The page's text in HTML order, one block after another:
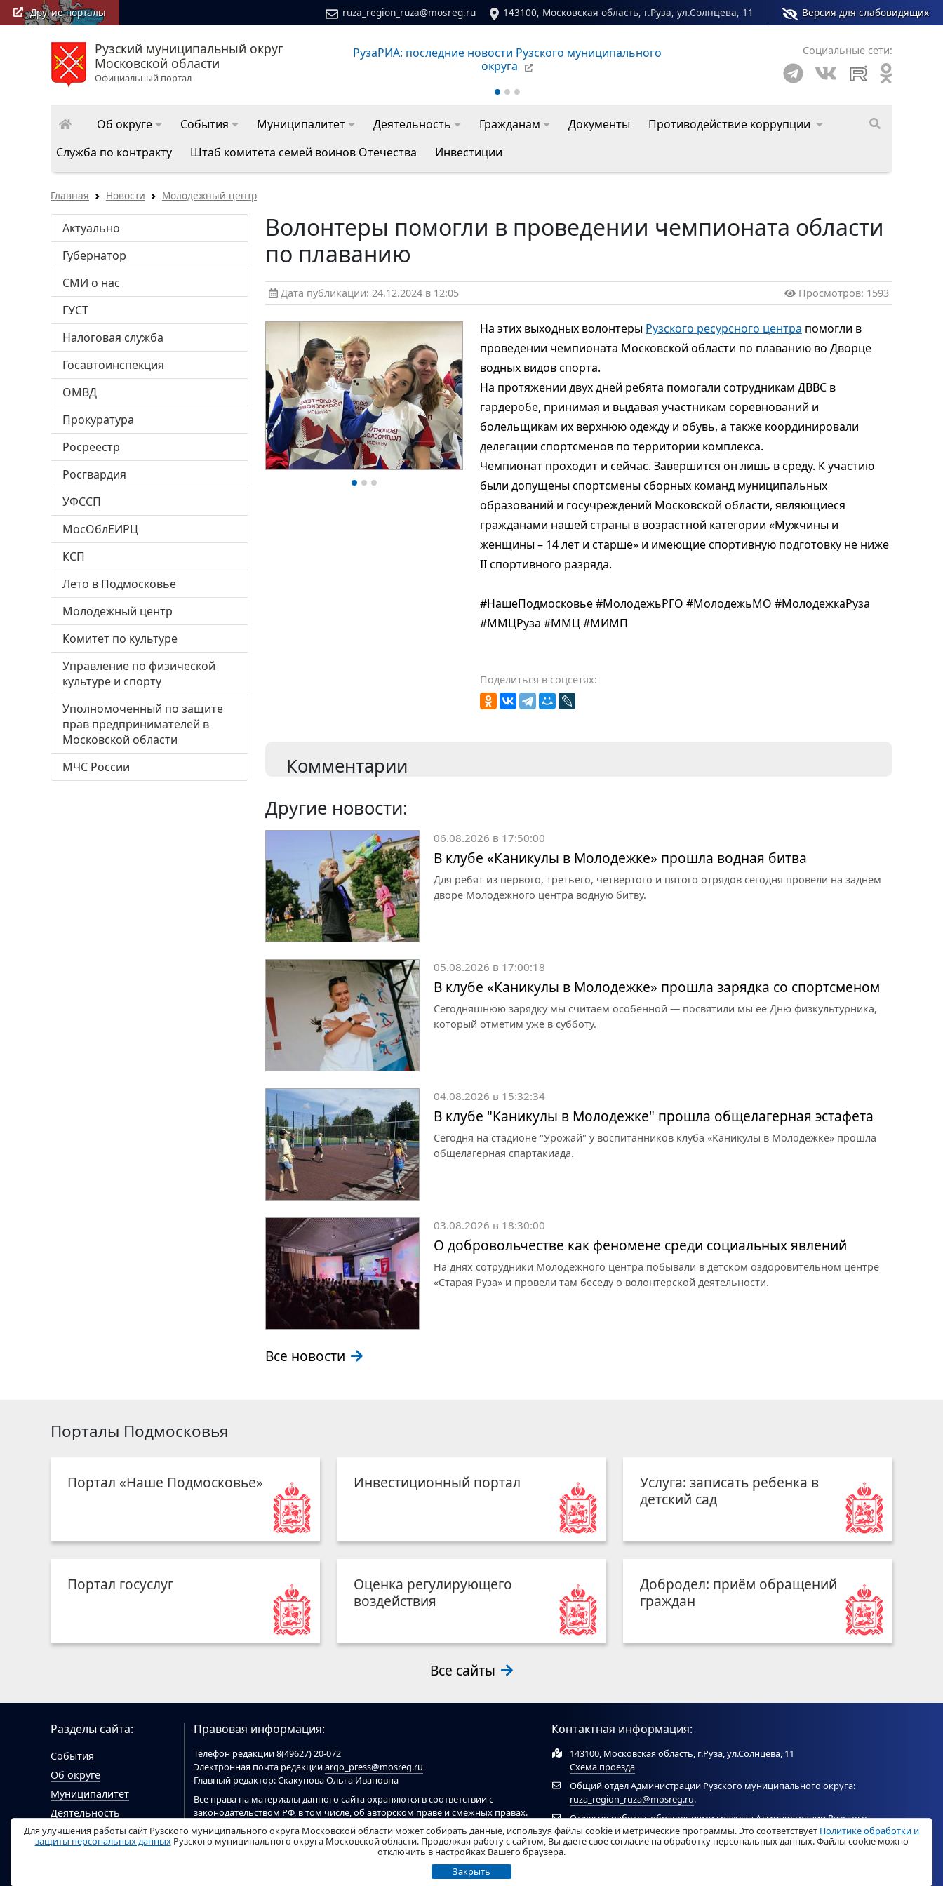
Другие порталы ruza_region_ruza@mosreg.ru 143100, Московская область, г.Руза, ул.Солнцева, 11 Версия для слабовидящих
Рузский муниципальный округ
Московской области
Официальный портал
РузаРИА: последние новости Рузского муниципального
округа
Сайт молодежного центра Рузского
Социальные сети:
Об округе События Муниципалитет Деятельность Гражданам Документы
Противодействие коррупции
Служба по контракту
Штаб комитета семей воинов Отечества Инвестиции
Главная Новости Молодежный центр
Актуально
Губернатор
СМИ о нас
ГУСТ
Налоговая служба
Госавтоинспекция
ОМВД
Прокуратура
Росреестр
Росгвардия
УФССП
МосОблЕИРЦ
КСП
Лето в Подмосковье
Молодежный центр
Комитет по культуре
Управление по физической
культуре и спорту
Уполномоченный по защите
прав предпринимателей в
Московской области
МЧС России
Волонтеры помогли в проведении чемпионата области
по плаванию
Дата публикации: 24.12.2024 в 12:05 Просмотров: 1593
На этих выходных волонтеры Рузского ресурсного центра помогли в
проведении чемпионата Московской области по плаванию во Дворце
водных видов спорта.
На протяжении двух дней ребята помогали сотрудникам ДВВС в
гардеробе, принимая и выдавая участникам соревнований и
болельщикам их верхнюю одежду и обувь, а также координировали
делегации спортсменов по территории комплекса.
Чемпионат проходит и сейчас. Завершится он лишь в среду. К участию
были допущены спортсмены сборных команд муниципальных
образований и госучреждений Московской области, являющиеся
гражданами нашей страны в возрастной категории «Мужчины и
женщины – 14 лет и старше» и имеющие спортивную подготовку не ниже
II спортивного разряда.
#НашеПодмосковье #МолодежьРГО #МолодежьМО #МолодежкаРуза
#ММЦРуза #ММЦ #МИМП
Поделиться в соцсетях:
Комментарии
Другие новости:
06.08.2026 в 17:50:00
В клубе «Каникулы в Молодежке» прошла водная битва
Для ребят из первого, третьего, четвертого и пятого отрядов сегодня провели на заднем
дворе Молодежного центра водную битву.
05.08.2026 в 17:00:18
В клубе «Каникулы в Молодежке» прошла зарядка со спортсменом
Сегодняшнюю зарядку мы считаем особенной — посвятили мы ее Дню физкультурника,
который отметим уже в субботу.
04.08.2026 в 15:32:34
В клубе "Каникулы в Молодежке" прошла общелагерная эстафета
Сегодня на стадионе "Урожай" у воспитанников клуба «Каникулы в Молодежке» прошла
общелагерная спартакиада.
03.08.2026 в 18:30:00
О добровольчестве как феномене среди социальных явлений
На днях сотрудники Молодежного центра побывали в детском оздоровительном центре
«Старая Руза» и провели там беседу о волонтерской деятельности.
Все новости
Порталы Подмосковья
Портал «Наше Подмосковье» Инвестиционный портал
Услуга: записать ребенка в
детский сад
Портал госуслуг
Оценка регулирующего
воздействия
Добродел: приём обращений
граждан
Все сайты
Разделы сайта:
События
Об округе
Муниципалитет
Деятельность
Гражданам
Документы
Правовая информация:
Телефон редакции 8(49627) 20-072
Электронная почта редакцииargo_press@mosreg.ru
Главный редактор: Скакунова Ольга Ивановна
Все права на материалы данного сайта охраняются в соответствии с
законодательством РФ, в том числе, об авторском праве и смежных правах.
При цитировании материалов обязательна ссылка на сайт
цитировании электронными ресурсами обязательна гиперссылка на сайт
зарегистрирован Федеральной службой по надзору в
Контактная информация:
143100, Московская область, г.Руза, ул.Солнцева, 11
Схема проезда
Общий отдел Администрации Рузского муниципального округа:
ruza_region_ruza@mosreg.ru.
Отдел по работе с обращениями граждан Администрации Рузского
муниципального округа: ruza_og_argo@mosreg.ru.
Для улучшения работы сайт Рузского муниципального округа Московской области может собирать данные, используя файлы cookie и метрические программы. Это соответствует Политике обработки и
защиты персональных данныхРузского муниципального округа Московской области. Продолжая работу с сайтом, Вы даете свое согласие на обработку персональных данных. Файлы cookie можно
отключить в настройках Вашего браузера.
Закрыть